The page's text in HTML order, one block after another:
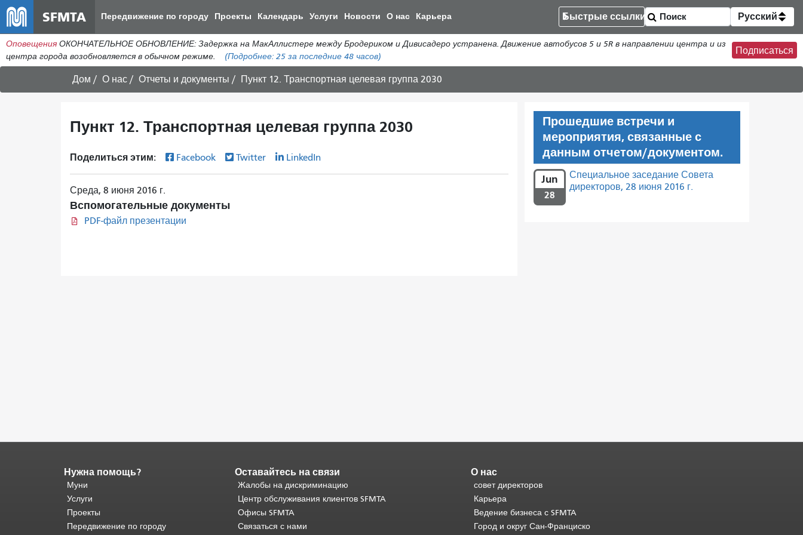
к
общему
содержанию
SFMTA Передвижение по городу Проекты Календарь Услуги Новости О нас Карьера Быстрые ссылки Русский
Оповещения ОКОНЧАТЕЛЬНОЕ ОБНОВЛЕНИЕ: Задержка на МакАллистере между Бродериком и Дивисадеро устранена. Движение автобусов 5 и 5R в направлении центра и из
центра города возобновляется в обычном режиме.
(Подробнее: 25 за последние 48 часов)
Подписаться
Дом О нас Отчеты и документы Пункт 12. Транспортная целевая группа 2030
Пункт 12. Транспортная целевая группа 2030
Поделиться этим: Facebook Twitter LinkedIn
Среда, 8 июня 2016 г.
Вспомогательные документы
PDF-файл презентации
Прошедшие встречи и
мероприятия, связанные с
данным отчетом/документом.
Jun
28
Специальное заседание Совета
директоров, 28 июня 2016 г.
Конец
содержимого
страницы.
часть
этой
Нужна помощь?
Муни
Услуги
Проекты
Передвижение по городу
Оставайтесь на связи
Жалобы на дискриминацию
Центр обслуживания клиентов SFMTA
Офисы SFMTA
Связаться с нами
О нас
совет директоров
Карьера
Ведение бизнеса с SFMTA
Город и округ Сан-Франциско